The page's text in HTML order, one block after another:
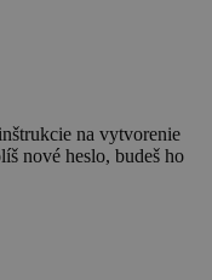
na vytvorenie
nové heslo, budeš ho